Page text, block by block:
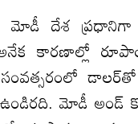
మోడీ దేశ
కారణాల్లో
మోడీ అండ్‌